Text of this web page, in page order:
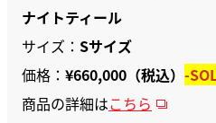
ナイトティール
サイズ： Sサイズ
価格： ¥660,000（税込） -
商品の詳細はこちら